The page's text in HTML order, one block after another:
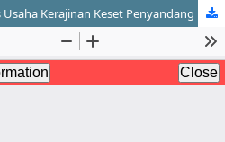
Peningkatan Produktivitas Usaha Kerajinan Keset Penyandang Disabilitas Kabupaten Gunung Kidul di Masa Pandemi Covid-19